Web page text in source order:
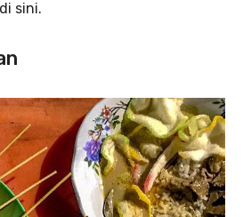
sini.